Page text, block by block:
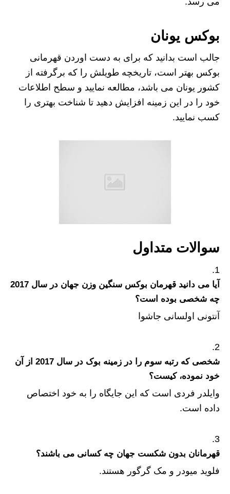
بوکس یونان
جالب است بدانید که برای به دست اوردن قهرمانی
بوکس بهتر است، تاریخچه طویلش را که برگرفته از
کشور یونان می باشد، مطالعه نمایید و سطح اطلاعات
خود را در این زمینه افزایش دهید تا شناخت بهتری را
کسب نمایید.
سوالات متداول
آیا می دانید قهرمان بوکس سنگین وزن جهان در سال 2017
چه شخصی بوده است؟
آنتونی اولسانی جاشوا
شخصی که رتبه سوم را در زمینه بوک در سال 2017 از آن
خود نموده، کیست؟
وایلدر فردی است که این جایگاه را به خود اختصاص
داده است.
قهرمانان بدون شکست جهان چه کسانی می باشند؟
فلوید میودر و مک گرگور هستند.